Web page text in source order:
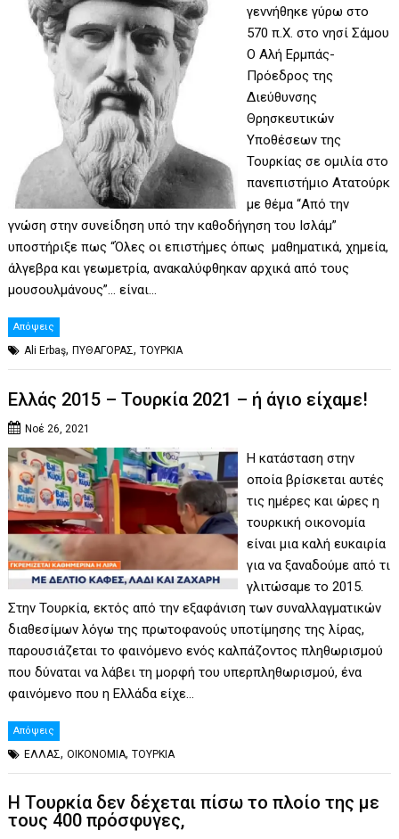
γεννήθηκε γύρω στο
570 π.Χ. στο νησί Σάμου
Ο Αλή Ερμπάς-
Πρόεδρος της
Διεύθυνσης
Θρησκευτικών
Υποθέσεων της
Τουρκίας σε ομιλία στο
πανεπιστήμιο Ατατούρκ
με θέμα “Από την
γνώση στην συνείδηση υπό την καθοδήγηση του Ισλάμ”
υποστήριξε πως “Όλες οι επιστήμες όπως μαθηματικά, χημεία,
άλγεβρα και γεωμετρία, ανακαλύφθηκαν αρχικά από τους
μουσουλμάνους”… είναι…
Απόψεις
Ali Erbaş,ΠΥΘΑΓΟΡΑΣ,ΤΟΥΡΚΙΑ
Eλλάς 2015 – Τουρκία 2021 – ή άγιο είχαμε!
Νοέ 26, 2021
Η κατάσταση στην
οποία βρίσκεται αυτές
τις ημέρες και ώρες η
τουρκική οικονομία
είναι μια καλή ευκαιρία
για να ξαναδούμε από τι
γλιτώσαμε το 2015.
Στην Τουρκία, εκτός από την εξαφάνιση των συναλλαγματικών
διαθεσίμων λόγω της πρωτοφανούς υποτίμησης της λίρας,
παρουσιάζεται το φαινόμενο ενός καλπάζοντος πληθωρισμού
που δύναται να λάβει τη μορφή του υπερπληθωρισμού, ένα
φαινόμενο που η Ελλάδα είχε…
Απόψεις
ΕΛΛΑΣ,ΟΙΚΟΝΟΜΙΑ,ΤΟΥΡΚΙΑ
H Τουρκία δεν δέχεται πίσω το πλοίο της με
τους 400 πρόσφυγες,